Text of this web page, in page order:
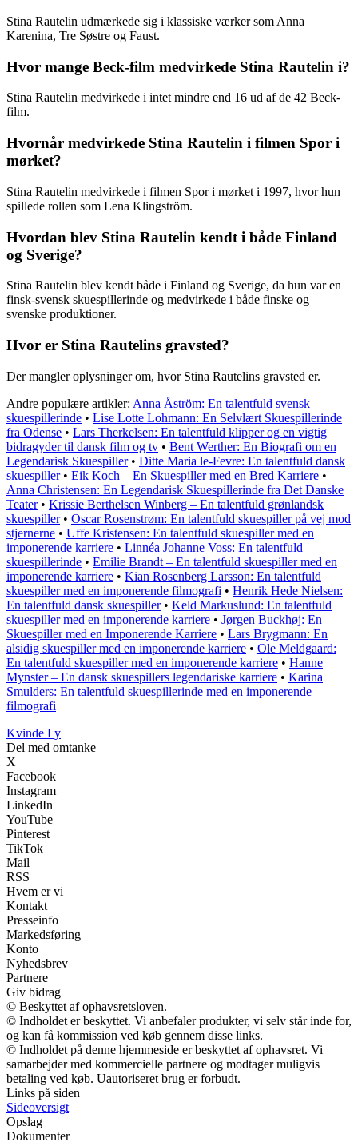
Stina Rautelin udmærkede sig i klassiske værker som Anna
Karenina, Tre Søstre og Faust.
Hvor mange Beck-film medvirkede Stina Rautelin i?
Stina Rautelin medvirkede i intet mindre end 16 ud af de 42 Beck-
film.
Hvornår medvirkede Stina Rautelin i filmen Spor i
mørket?
Stina Rautelin medvirkede i filmen Spor i mørket i 1997, hvor hun
spillede rollen som Lena Klingström.
Hvordan blev Stina Rautelin kendt i både Finland
og Sverige?
Stina Rautelin blev kendt både i Finland og Sverige, da hun var en
finsk-svensk skuespillerinde og medvirkede i både finske og
svenske produktioner.
Hvor er Stina Rautelins gravsted?
Der mangler oplysninger om, hvor Stina Rautelins gravsted er.
Andre populære artikler: Anna Åström: En talentfuld svensk
skuespillerinde • Lise Lotte Lohmann: En Selvlært Skuespillerinde
fra Odense • Lars Therkelsen: En talentfuld klipper og en vigtig
bidragyder til dansk film og tv • Bent Werther: En Biografi om en
Legendarisk Skuespiller• Ditte Maria le-Fevre: En talentfuld dansk
skuespiller• Eik Koch – En Skuespiller med en Bred Karriere •
Anna Christensen: En Legendarisk Skuespillerinde fra Det Danske
Teater• Krissie Berthelsen Winberg – En talentfuld grønlandsk
skuespiller• Oscar Rosenstrøm: En talentfuld skuespiller på vej mod
stjernerne • Uffe Kristensen: En talentfuld skuespiller med en
imponerende karriere • Linnéa Johanne Voss: En talentfuld
skuespillerinde • Emilie Brandt – En talentfuld skuespiller med en
imponerende karriere • Kian Rosenberg Larsson: En talentfuld
skuespiller med en imponerende filmografi • Henrik Hede Nielsen:
En talentfuld dansk skuespiller• Keld Markuslund: En talentfuld
skuespiller med en imponerende karriere • Jørgen Buckhøj: En
Skuespiller med en Imponerende Karriere • Lars Brygmann: En
alsidig skuespiller med en imponerende karriere • Ole Meldgaard:
En talentfuld skuespiller med en imponerende karriere • Hanne
Mynster – En dansk skuespillers legendariske karriere • Karina
Smulders: En talentfuld skuespillerinde med en imponerende
filmografi
Kvinde Ly
Del med omtanke
X
Facebook
Instagram
LinkedIn
YouTube
Pinterest
TikTok
Mail
RSS
Hvem er vi
Kontakt
Presseinfo
Markedsføring
Konto
Nyhedsbrev
Partnere
Giv bidrag
© Beskyttet af ophavsretsloven.
© Indholdet er beskyttet. Vi anbefaler produkter, vi selv står inde for,
og kan få kommission ved køb gennem disse links.
© Indholdet på denne hjemmeside er beskyttet af ophavsret. Vi
samarbejder med kommercielle partnere og modtager muligvis
betaling ved køb. Uautoriseret brug er forbudt.
Links på siden
Sideoversigt
Opslag
Dokumenter